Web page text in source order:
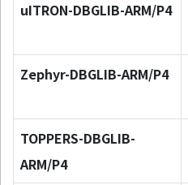
uITRON-DBGLIB-ARM/P4
Zephyr-DBGLIB-ARM/P4
TOPPERS-DBGLIB-
ARM/P4